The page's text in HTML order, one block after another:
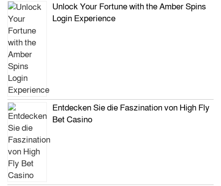
Unlock Your Fortune with the Amber Spins
Login Experience
Entdecken Sie die Faszination von High Fly
Bet Casino